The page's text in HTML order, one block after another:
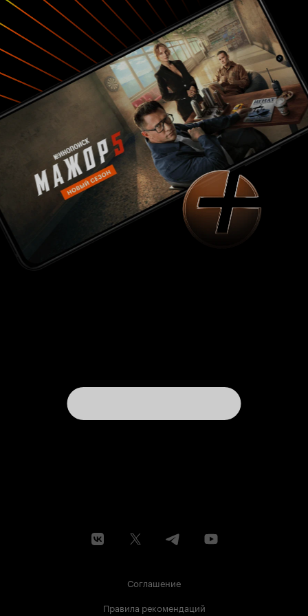
испытывать.
7 из 10 P.S. Марина Митрофанова
- прелестная, и роль такая... Прямо
тургеневская девушка
Соглашение
Правила рекомендаций